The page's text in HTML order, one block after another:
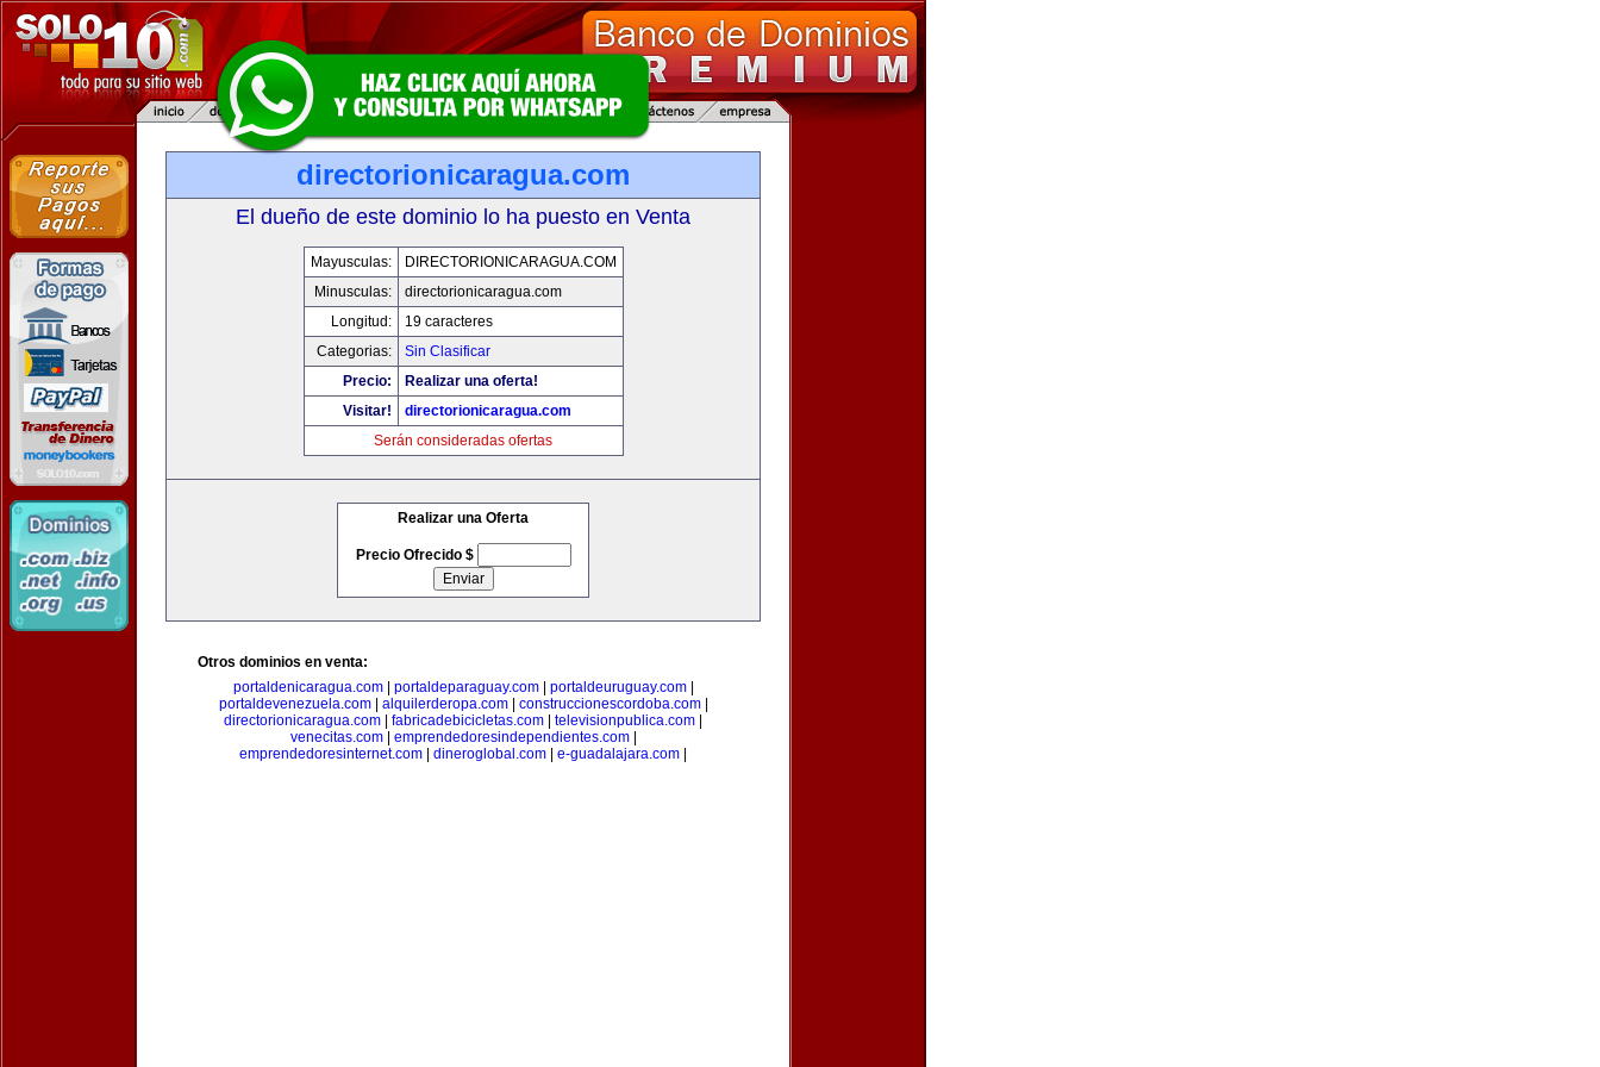
directorionicaragua.com
El dueño de este dominio lo ha puesto en Venta
Mayusculas:
DIRECTORIONICARAGUA.COM
Minusculas:
directorionicaragua.com
Longitud:
19 caracteres
Categorias:
Sin Clasificar
Precio:
Realizar una oferta!
Visitar!
directorionicaragua.com
Serán consideradas ofertas
Realizar una Oferta
Precio Ofrecido $
Otros dominios en venta:
portaldenicaragua.com| portaldeparaguay.com| portaldeuruguay.com|
portaldevenezuela.com| alquilerderopa.com| construccionescordoba.com|
directorionicaragua.com
fabricadebicicletas.com televisionpublica.com
venecitas.com| emprendedoresindependientes.com|
emprendedoresinternet.com
dineroglobal.com e-guadalajara.com